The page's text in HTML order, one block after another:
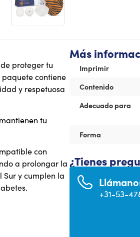
proteger tu
paquete contiene
y respetuosa
tu
con
a prolongar la
Sur y cumplen la
Más
Imprimir
Contenido
Adecuado para
Forma
¿Tienes
+31-53-